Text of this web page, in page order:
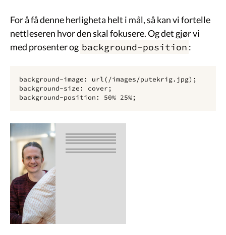
For å få denne herligheta helt i mål, så kan vi fortelle
nettleseren hvor den skal fokusere. Og det gjør vi
med prosenter og background-position :
background-image: url(/images/putekrig.jpg);
background-size: cover;